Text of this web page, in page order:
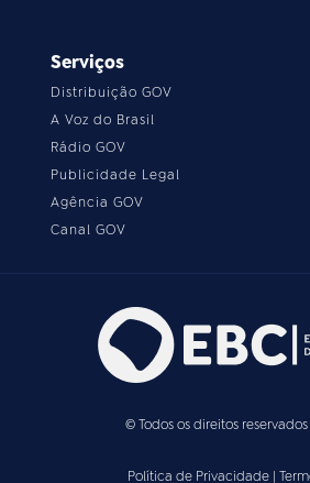
Serviços
Distribuição GOV
A Voz do Brasil
Rádio GOV
Publicidade Legal
Agência GOV
Canal GOV
© Todos os direitos
Política de Privacidade|